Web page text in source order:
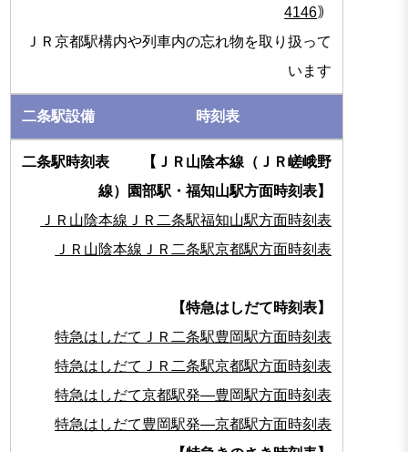
4146｠
ＪＲ京都駅構内や列車内の忘れ物を取り扱って
います
時刻表
【ＪＲ山陰本線（ＪＲ嵯峨野
線）園部駅・福知山駅方面時刻表】
ＪＲ山陰本線ＪＲ二条駅福知山駅方面時刻表
ＪＲ山陰本線ＪＲ二条駅京都駅方面時刻表
【特急はしだて時刻表】
特急はしだてＪＲ二条駅豊岡駅方面時刻表
特急はしだてＪＲ二条駅京都駅方面時刻表
特急はしだて京都駅発―豊岡駅方面時刻表
特急はしだて豊岡駅発―京都駅方面時刻表